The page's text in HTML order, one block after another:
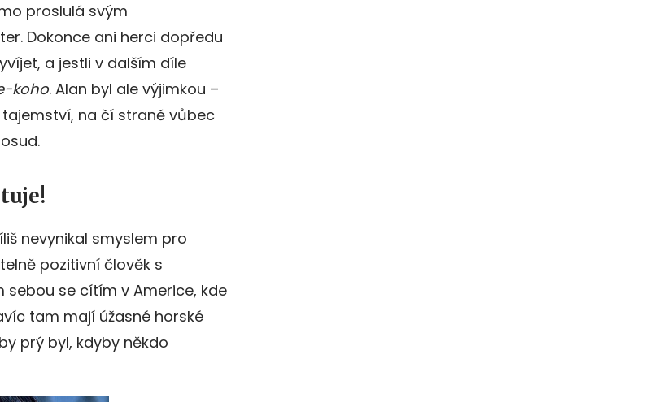
proslulá svým
Dokonce ani herci dopředu
a jestli v dalším díle
koho. Alan byl ale výjimkou –
na čí straně vůbec
nevynikal smyslem pro
pozitivní člověk s
sebou se cítím v Americe, kde
tam mají úžasné horské
prý byl, kdyby někdo